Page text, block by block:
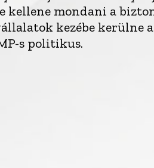
kellene mondani a
kezébe kerülne
s politikus.